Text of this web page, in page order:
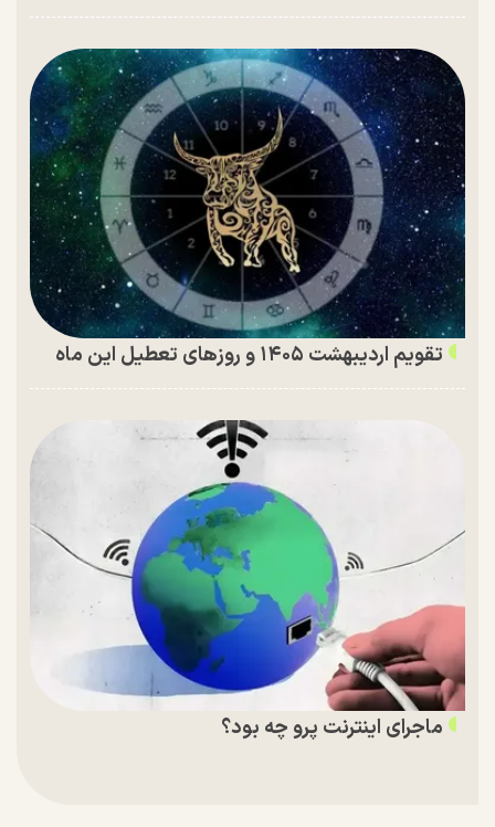
تقویم اردیبهشت ۱۴۰۵ و روز‌های تعطیل این ماه
ماجرای اینترنت پرو چه بود؟